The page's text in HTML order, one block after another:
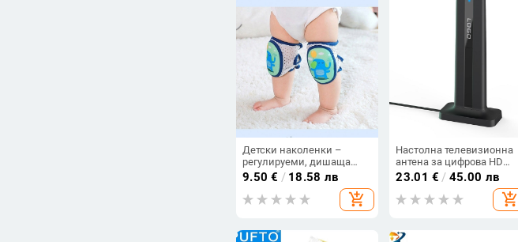
Детски наколенки –
регулируеми, дишаща
мрежа, нехлъзгащи,
защита за лактите,
найлонов плат
9.50 € / 18.58 лв
add_shopping_cart
Настолна телевизионна
антена за цифрова HD
телевизия със USB
усилвател за по-широк
обхват
23.01 € / 45.00 лв
add_shopping_cart